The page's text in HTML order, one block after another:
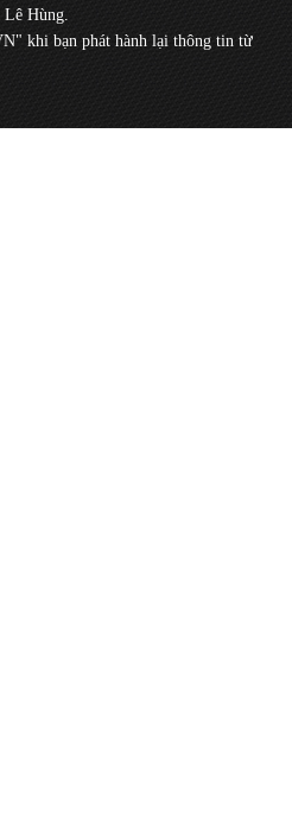
Lê Hùng.
khi bạn phát hành lại thông tin từ